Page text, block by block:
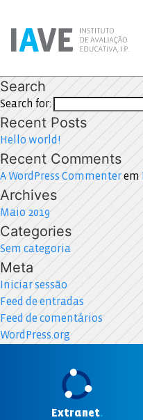
Search
Search for:
Recent Posts
Hello world!
Recent Comments
A WordPress Commenterem
Archives
Maio 2019
Categories
Sem categoria
Meta
Iniciar sessão
Feed de entradas
Feed de comentários
WordPress.org
Extranet.